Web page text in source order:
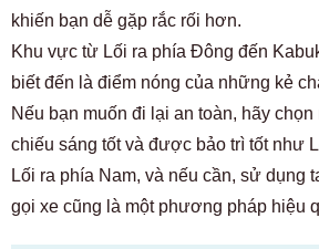
khiến bạn dễ gặp rắc rối hơn.
Khu vực từ Lối ra phía Đông đến
biết đến là điểm nóng của những kẻ
Nếu bạn muốn đi lại an toàn, hãy
chiếu sáng tốt và được bảo trì tốt như
Lối ra phía Nam, và nếu cần, sử dụng
gọi xe cũng là một phương pháp hiệu